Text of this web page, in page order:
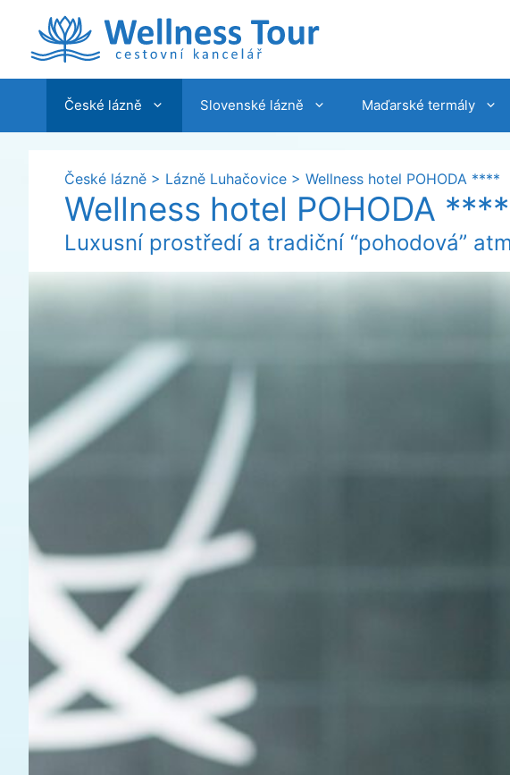
obsah
České lázně Slovenské lázně Maďarské termály
České lázně > Lázně Luhačovice > Wellness hotel POHODA ****
Wellness hotel POHODA ****
Luxusní prostředí a tradiční “pohodová”